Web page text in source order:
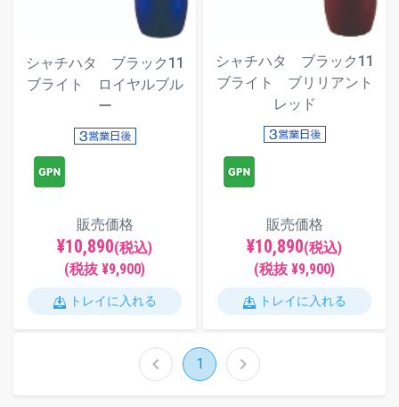
シャチハタ ブラック11
ブライト ロイヤルブル
ー
販売価格
¥10,890(税込)
(税抜 ¥9,900)
トレイに入れる
シャチハタ ブラック11
ブライト ブリリアント
レッド
販売価格
¥10,890(税込)
(税抜 ¥9,900)
トレイに入れる
chevron_left 1 chevron_right